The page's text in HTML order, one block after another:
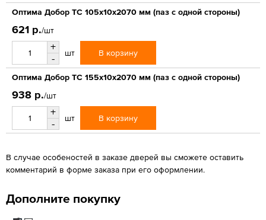
Оптима Добор ТС 105х10х2070 мм (паз с одной стороны)
621 р./шт
+
-
шт В корзину
Оптима Добор ТС 155х10х2070 мм (паз с одной стороны)
938 р./шт
+
-
шт В корзину
В случае особеностей в заказе дверей вы сможете оставить
комментарий в форме заказа при его оформлении.
Дополните покупку